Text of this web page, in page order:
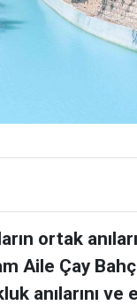
ortak
Aile Çay
anılarını ve